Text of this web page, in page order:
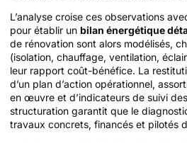
L’analyse croise ces observations
pour établir un bilan énergétique
de rénovation sont alors modélisés,
(isolation, chauffage, ventilation,
leur rapport coût-bénéfice. La
d’un plan d’action opérationnel,
en œuvre et d’indicateurs de suivi
structuration garantit que le
travaux concrets, financés et pilotés